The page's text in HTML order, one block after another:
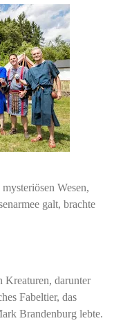
Wesen,
galt, brachte
Kreaturen, darunter
Fabeltier, das
Brandenburg lebte.